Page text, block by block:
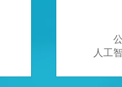
人工